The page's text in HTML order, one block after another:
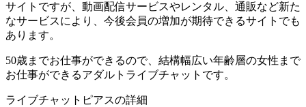
サイトですが、動画配信サービスやレンタル、通販など新た
なサービスにより、今後会員の増加が期待できるサイトでも
あります。
50歳までお仕事ができるので、結構幅広い年齢層の女性まで
お仕事ができるアダルトライブチャットです。
ライブチャットピアスの詳細